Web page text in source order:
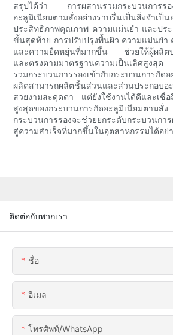
สรุปได้ว่า การผสานรวมกระบวนการรอ
อะลูมิเนียมตามสั่งอย่างราบรื่นเป็นสิ่งจำเป็น
ประสิทธิภาพคุณภาพ ความแม่นยำ และปร
ขั้นสุดท้าย การปรับปรุงพื้นผิว ความแม่นย
และความยืดหยุ่นที่มากขึ้น ช่วยให้ผู้ผลิตบ
และตรงตามมาตรฐานความเป็นเลิศสูงสุด
รวมกระบวนการรองเข้ากับกระบวนการกั
ผลิตสามารถผลิตชิ้นส่วนและส่วนประกอบอ
สวยงามสะดุดตา แต่ยังใช้งานได้ดีและเชื่
สูงสุดของกระบวนการกัดอะลูมิเนียมต
กระบวนการรองจะช่วยยกระดับกระบวนก
สู่ความสำเร็จที่มากขึ้นในอุตสาหกรรมได้อย่
ติดต่อกับพวกเรา
ชื่อ
อีเมล
โทรศัพท์/WhatsApp